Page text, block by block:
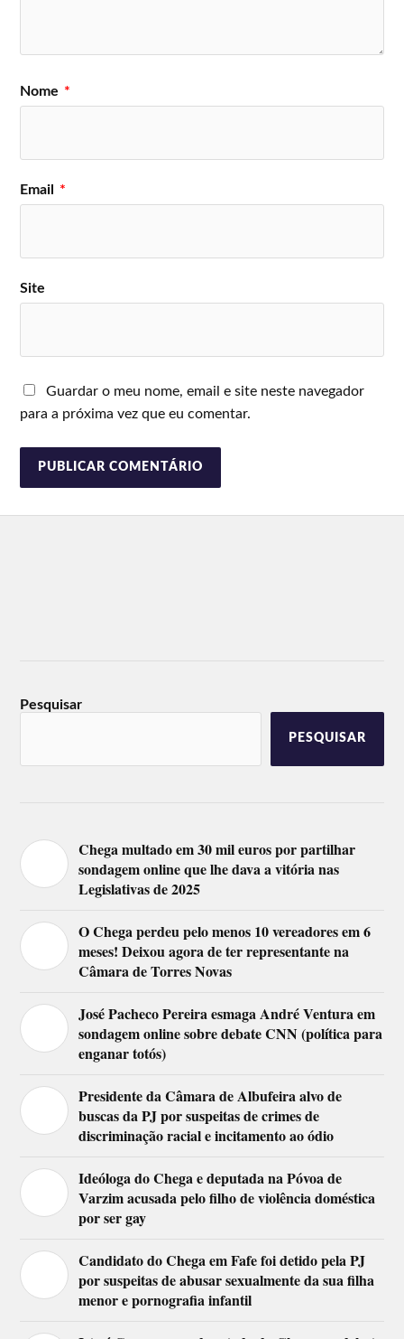
Nome *
Email *
Site
Guardar o meu nome, email e site neste navegador
para a próxima vez que eu comentar.
Pesquisar
PESQUISAR
Chega multado em 30 mil euros por partilhar
sondagem online que lhe dava a vitória nas
Legislativas de 2025
O Chega perdeu pelo menos 10 vereadores em 6
meses! Deixou agora de ter representante na
Câmara de Torres Novas
José Pacheco Pereira esmaga André Ventura em
sondagem online sobre debate CNN (política para
enganar totós)
Presidente da Câmara de Albufeira alvo de
buscas da PJ por suspeitas de crimes de
discriminação racial e incitamento ao ódio
Ideóloga do Chega e deputada na Póvoa de
Varzim acusada pelo filho de violência doméstica
por ser gay
Candidato do Chega em Fafe foi detido pela PJ
por suspeitas de abusar sexualmente da sua filha
menor e pornografia infantil